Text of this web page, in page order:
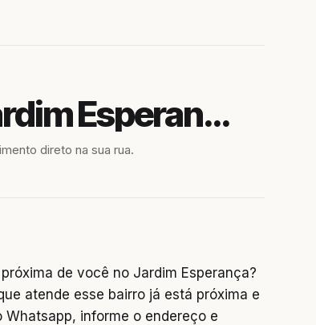
Jardim Esperança
direto na sua rua.
de você no Jardim Esperança?
atende esse bairro já está próxima e
informe o endereço e